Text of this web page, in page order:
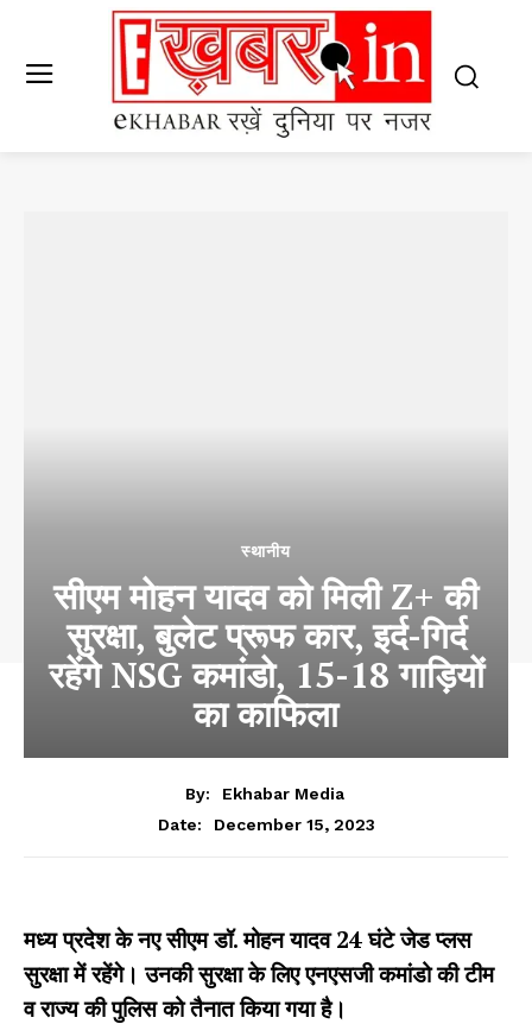
स्थानीय
सीएम मोहन यादव को मिली Z+ की
सुरक्षा, बुलेट प्रूफ कार, इर्द-गिर्द
रहेंगे NSG कमांडो, 15-18 गाड़ियों
का काफिला
By:
Ekhabar Media
Date:
December 15, 2023
मध्य प्रदेश के नए सीएम डॉ. मोहन यादव 24 घंटे जेड प्लस
सुरक्षा में रहेंगे। उनकी सुरक्षा के लिए एनएसजी कमांडो की टीम
व राज्य की पुलिस को तैनात किया गया है।